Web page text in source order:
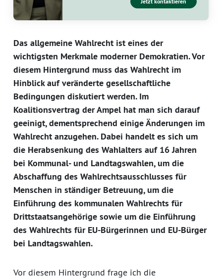
Jetzt kontaktieren
Das allgemeine Wahlrecht ist eines der
wichtigsten Merkmale moderner Demokratien. Vor
diesem Hintergrund muss das Wahlrecht im
Hinblick auf veränderte gesellschaftliche
Bedingungen diskutiert werden. Im
Koalitionsvertrag der Ampel hat man sich darauf
geeinigt, dementsprechend einige Änderungen im
Wahlrecht anzugehen. Dabei handelt es sich um
die Herabsenkung des Wahlalters auf 16 Jahren
bei Kommunal- und Landtagswahlen, um die
Abschaffung des Wahlrechtsausschlusses für
Menschen in ständiger Betreuung, um die
Einführung des kommunalen Wahlrechts für
Drittstaatsangehörige sowie um die Einführung
des Wahlrechts für EU-Bürgerinnen und EU-Bürger
bei Landtagswahlen.
Vor diesem Hintergrund frage ich die